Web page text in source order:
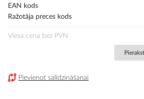
EAN kods
Ražotāja preces kods
Viesa cena bez PVN
Pievienot salīdzināšanai